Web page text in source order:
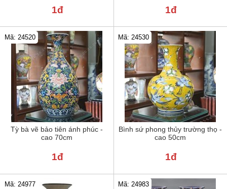
1đ 1đ
Tỳ bà vẽ bảo tiên ánh phúc -
cao 70cm
Mã: 24520
1đ
Bình sứ phong thủy trường thọ -
cao 50cm
Mã: 24530
1đ
Mã: 24977 Mã: 24983